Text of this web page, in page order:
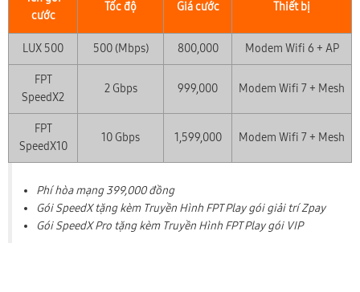
cước
Tốc độ Giá cước Thiết bị
LUX 500 500 (Mbps) 800,000 Modem Wifi 6 + AP
FPT
SpeedX2
2 Gbps 999,000 Modem Wifi 7 + Mesh
FPT
SpeedX10
10 Gbps 1,599,000 Modem Wifi 7 + Mesh
Phí hòa mạng 399,000 đồng
Gói SpeedX tặng kèm Truyền Hình FPT Play gói giải trí Zpay
Gói SpeedX Pro tặng kèm Truyền Hình FPT Play gói VIP